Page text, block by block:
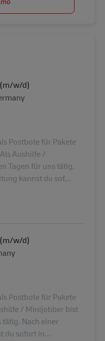
w/d)
Postbote für Pakete
Aushilfe /
Tagen für uns tätig.
kannst du sof...
w/d)
Postbote für Pakete
/ Minijobber bist
tätig. Nach einer
du sofort in...